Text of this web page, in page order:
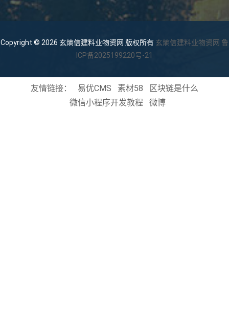
Copyright © 2026 玄熵信建料业物资网 版权所有 玄熵信建料业物资网 鲁
ICP备2025199220号-21
友情链接： 易优CMS 素材58
区块链是什么
微信小程序开发教程
微博